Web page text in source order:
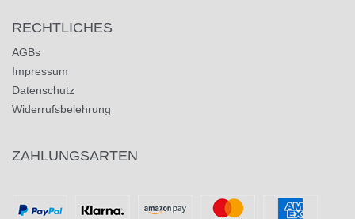
RECHTLICHES
AGBs
Impressum
Datenschutz
Widerrufsbelehrung
ZAHLUNGSARTEN